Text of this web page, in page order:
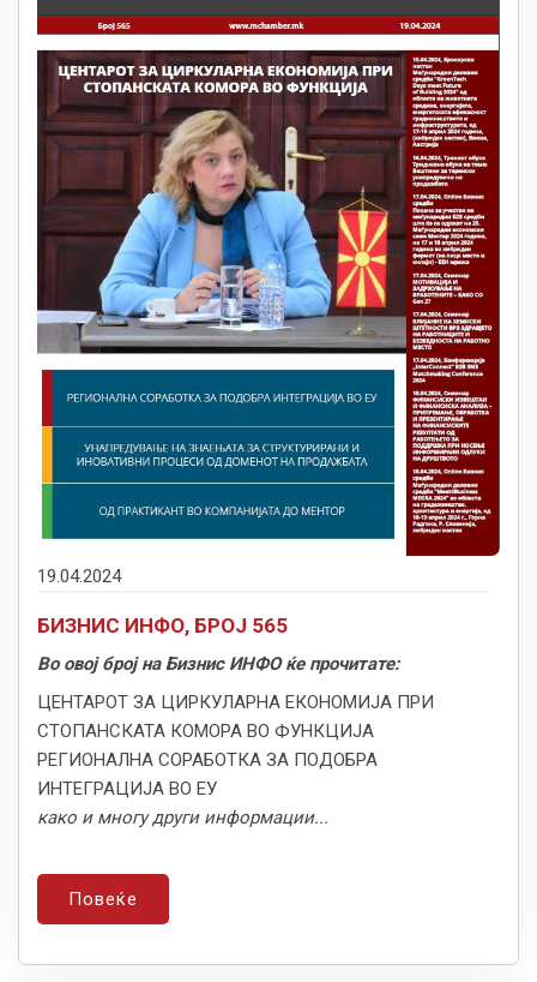
19.04.2024
БИЗНИС ИНФО, БРОЈ 565
Во овој број на Бизнис ИНФО ќе прочитате:
ЦЕНТАРОТ ЗА ЦИРКУЛАРНА ЕКОНОМИЈА ПРИ
СТОПАНСКАТА КОМОРА ВО ФУНКЦИЈА
РЕГИОНАЛНА СОРАБОТКА ЗА ПОДОБРА
ИНТЕГРАЦИЈА ВО ЕУ
како и многу други информации...
Повеќе